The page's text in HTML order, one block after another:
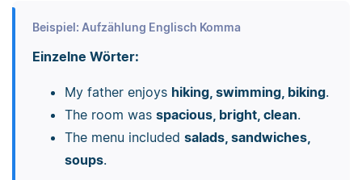
Beispiel: Aufzählung Englisch Komma
Einzelne Wörter:
My father enjoys hiking, swimming, biking.
The room was spacious, bright, clean.
The menu included salads, sandwiches,
soups.